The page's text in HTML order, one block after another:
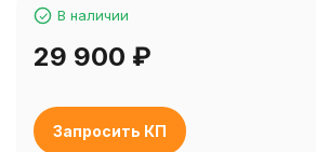
В наличии
29 900 ₽
Запросить КП